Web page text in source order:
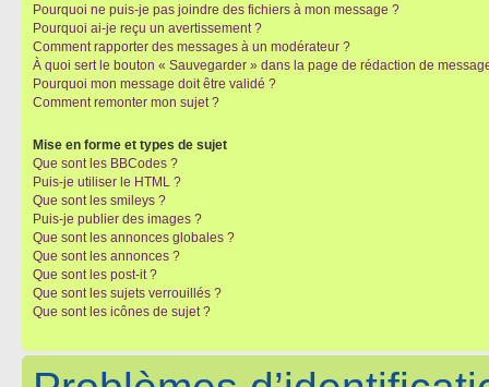
Pourquoi ne puis-je pas joindre des fichiers à mon message ?
Pourquoi ai-je reçu un avertissement ?
Comment rapporter des messages à un modérateur ?
À quoi sert le bouton « Sauvegarder » dans la page de rédaction de
Pourquoi mon message doit être validé ?
Comment remonter mon sujet ?
Mise en forme et types de sujet
Que sont les BBCodes ?
Puis-je utiliser le HTML ?
Que sont les smileys ?
Puis-je publier des images ?
Que sont les annonces globales ?
Que sont les annonces ?
Que sont les post-it ?
Que sont les sujets verrouillés ?
Que sont les icônes de sujet ?